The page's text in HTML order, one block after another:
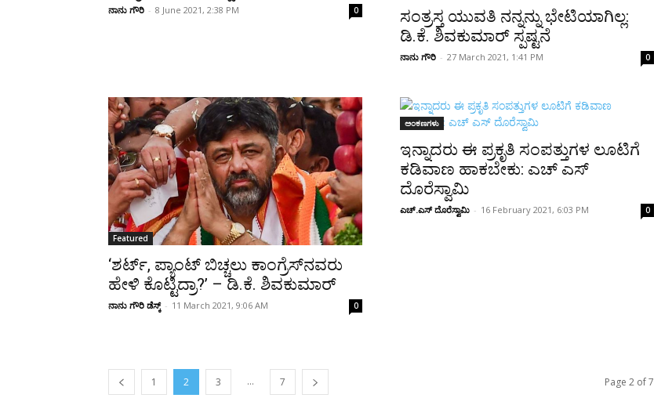
ನಾನು ಗೌರಿ - 8 June 2021, 2:38 PM 0
ಸಂತ್ರಸ್ತ ಯುವತಿ ನನ್ನನ್ನು ಭೇಟಿಯಾಗಿಲ್ಲ:
ಡಿ.ಕೆ. ಶಿವಕುಮಾರ್ ಸ್ಪಷ್ಟನೆ
ನಾನು ಗೌರಿ - 27 March 2021, 1:41 PM 0
Featured
‘ಶರ್ಟ್, ಪ್ಯಾಂಟ್ ಬಿಚ್ಚಲು ಕಾಂಗ್ರೆಸ್‌ನವರು
ಹೇಳಿ ಕೊಟ್ಟಿದ್ರಾ?’ – ಡಿ.ಕೆ. ಶಿವಕುಮಾರ್‌‌
ನಾನು ಗೌರಿ ಡೆಸ್ಕ್ - 11 March 2021, 9:06 AM 0
ಅಂಕಣಗಳು
ಇನ್ನಾದರು ಈ ಪ್ರಕೃತಿ ಸಂಪತ್ತುಗಳ ಲೂಟಿಗೆ
ಕಡಿವಾಣ ಹಾಕಬೇಕು: ಎಚ್ ಎಸ್
ದೊರೆಸ್ವಾಮಿ
ಎಚ್.ಎಸ್ ದೊರೆಸ್ವಾಮಿ - 16 February 2021, 6:03 PM 0
1 2 3 ... 7 Page 2 of 7